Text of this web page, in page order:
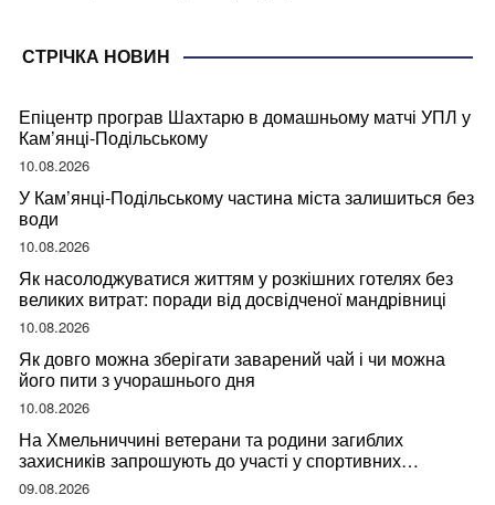
СТРІЧКА НОВИН
Епіцентр програв Шахтарю в домашньому матчі УПЛ у
Кам’янці-Подільському
10.08.2026
У Кам’янці-Подільському частина міста залишиться без
води
10.08.2026
Як насолоджуватися життям у розкішних готелях без
великих витрат: поради від досвідченої мандрівниці
10.08.2026
Як довго можна зберігати заварений чай і чи можна
його пити з учорашнього дня
10.08.2026
На Хмельниччині ветерани та родини загиблих
захисників запрошують до участі у спортивних
змаганнях
09.08.2026